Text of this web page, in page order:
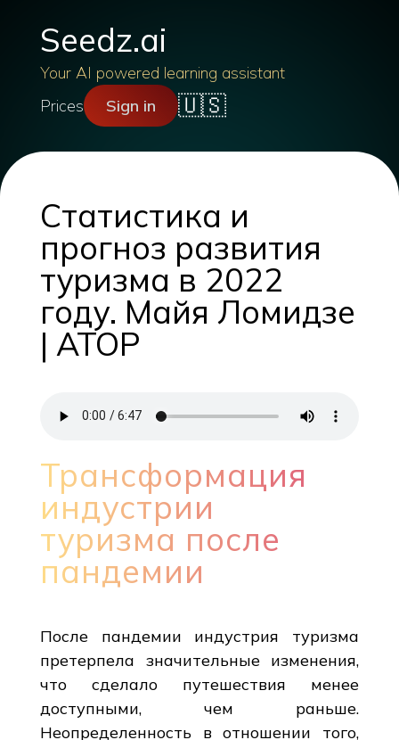
Seedz.ai
Your AI powered learning assistant
Prices
Sign in 🇺🇸
Статистика и
прогноз развития
туризма в 2022
году. Майя Ломидзе
| АТОР
Трансформация
индустрии
туризма после
пандемии
После пандемии индустрия туризма
претерпела значительные изменения,
что сделало путешествия менее
доступными, чем раньше.
Неопределенность в отношении того,